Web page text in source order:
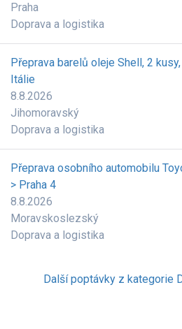
Praha
Doprava a logistika
Přeprava barelů oleje Shell, 2
Itálie
8.8.2026
Jihomoravský
Doprava a logistika
Přeprava osobního automobilu
> Praha 4
8.8.2026
Moravskoslezský
Doprava a logistika
Další poptávky z kategorie